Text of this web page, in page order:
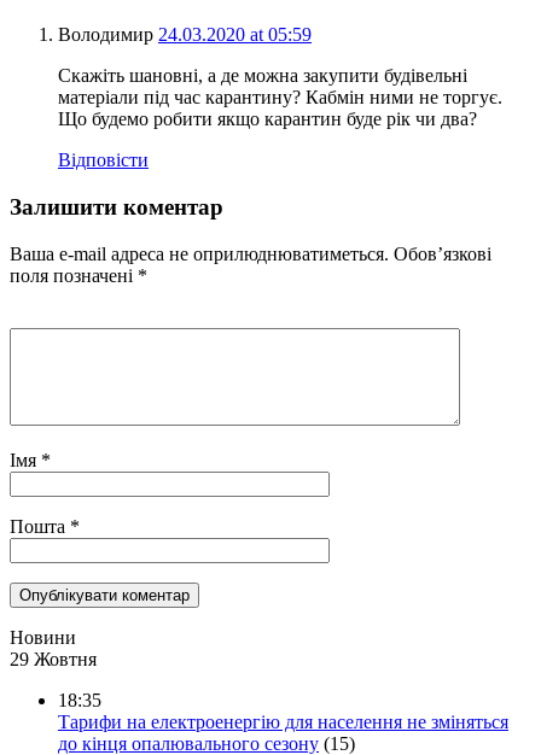
Володимир 24.03.2020 at 05:59
Скажіть шановні, а де можна закупити будівельні
матеріали під час карантину? Кабмін ними не торгує.
Що будемо робити якщо карантин буде рік чи два?
Відповісти
Залишити коментар
Ваша e-mail адреса не оприлюднюватиметься. Обов’язкові
поля позначені *
Імя *
Пошта *
Новини
29 Жовтня
18:35
Тарифи на електроенергію для населення не зміняться
до кінця опалювального сезону (15)